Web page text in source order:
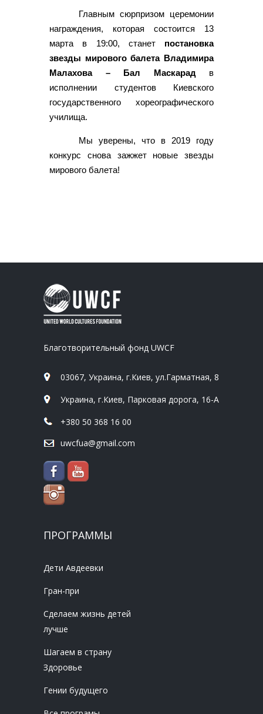
Главным сюрпризом церемонии
награждения, которая состоится 13
марта в 19:00, станет постановка
звезды мирового балета Владимира
Малахова – Бал Маскарадв
исполнении студентов Киевского
государственного хореографического
училища.
Мы уверены, что в 2019 году
конкурс снова зажжет новые звезды
мирового балета!
Благотворительный фонд UWCF
03067, Украина, г.Киев, ул.Гарматная, 8
Украина, г.Киев, Парковая дорога, 16-А
+380 50 368 16 00
uwcfua@gmail.com
ПРОГРАММЫ
Дети Авдеевки
Гран-при
Сделаем жизнь детей
лучше
Шагаем в страну
Здоровье
Гении будущего